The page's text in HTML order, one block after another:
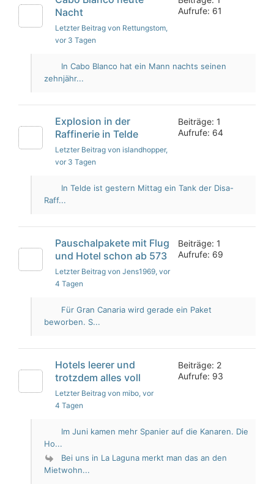
Nacht
Letzter Beitrag von Rettungstom,
vor 3 Tagen
Aufrufe: 61
In Cabo Blanco hat ein Mann nachts seinen
zehnjähr...
Explosion in der
Raffinerie in Telde
Letzter Beitrag von islandhopper,
vor 3 Tagen
Beiträge: 1
Aufrufe: 64
In Telde ist gestern Mittag ein Tank der Disa-
Raff...
Pauschalpakete mit Flug
und Hotel schon ab 573
Letzter Beitrag von Jens1969, vor
4 Tagen
Beiträge: 1
Aufrufe: 69
Für Gran Canaria wird gerade ein Paket
beworben. S...
Hotels leerer und
trotzdem alles voll
Letzter Beitrag von mibo, vor
4 Tagen
Beiträge: 2
Aufrufe: 93
Im Juni kamen mehr Spanier auf die Kanaren. Die
Ho...
Bei uns in La Laguna merkt man das an den
Mietwohn...